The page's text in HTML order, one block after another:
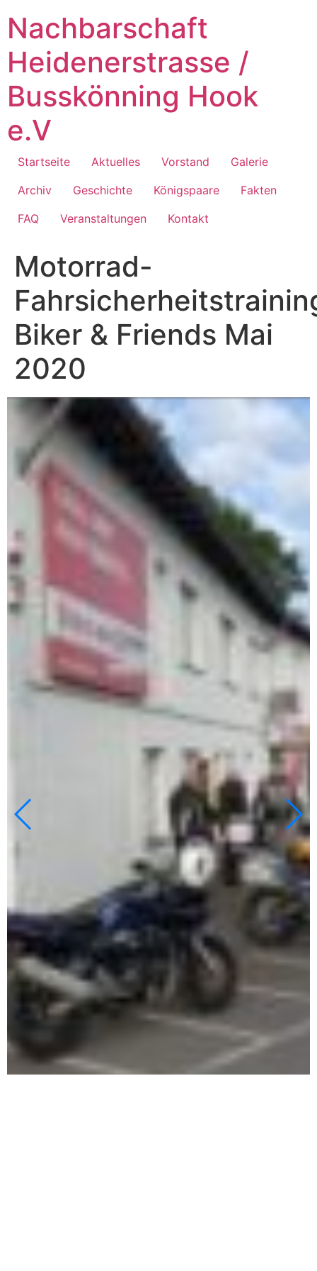
Inhalt
springen
Nachbarschaft
Heidenerstrasse /
Busskönning Hook
e.V
Startseite Aktuelles Vorstand
Galerie
Archiv
Geschichte Königspaare
Fakten
FAQ
Veranstaltungen Kontakt
Motorrad-
Biker & Friends Mai
2020